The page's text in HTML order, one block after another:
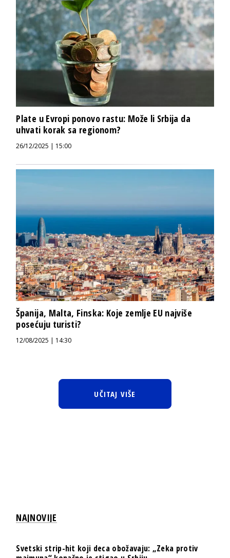
Plate u Evropi ponovo rastu: Može li Srbija da
uhvati korak sa regionom?
26/12/2025 | 15:00
Španija, Malta, Finska: Koje zemlje EU najviše
posećuju turisti?
12/08/2025 | 14:30
UČITAJ VIŠE
NAJNOVIJE
Svetski strip-hit koji deca obožavaju: „Zeka protiv